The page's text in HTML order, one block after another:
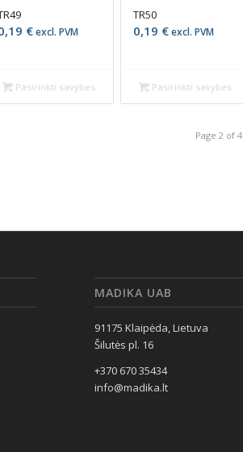
€excl. PVM
Pasirinkti savybes
TR50
0,19 €excl. PVM
Pasirinkti savybes
Page 2 of 4
MADIKA UAB
91175 Klaipėda, Lietuva
Šilutės pl. 16
+370 670 35434
info@madika.lt